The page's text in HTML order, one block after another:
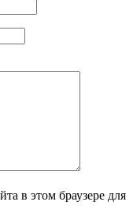
в этом браузере для